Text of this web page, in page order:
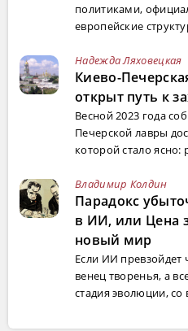
политиками,
европейские
Надежда Ляховецкая
Киево-
открыт путь к
Весной 2023 года
Печерской лавры
которой стало ясно:
Владимир Колдин
Парадокс
в ИИ, или Цена
новый мир
Если ИИ превзойдет
венец творенья, а
стадия эволюции, со